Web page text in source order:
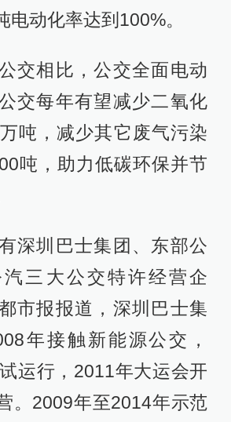
电动化率达到100%。
交相比，公交全面电动
交每年有望减少二氧化
吨，减少其它废气污染
吨，助力低碳环保并节
深圳巴士集团、东部公
三大公交特许经营企
市报报道，深圳巴士集
年接触新能源公交，
运行，2011年大运会开
。2009年至2014年示范